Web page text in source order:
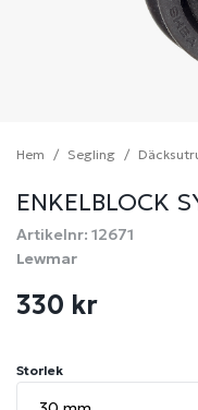
Hem Segling
ENKELBLOCK
Artikelnr: 12671
Lewmar
330 kr
Storlek